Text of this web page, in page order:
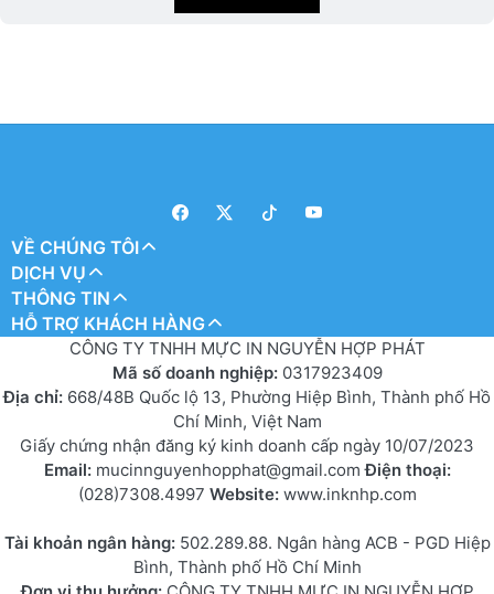
VỀ CHÚNG TÔI
DỊCH VỤ
THÔNG TIN
HỖ TRỢ KHÁCH HÀNG
CÔNG TY TNHH MỰC IN NGUYỄN HỢP PHÁT
Mã số doanh nghiệp: 0317923409
Địa chỉ: 668/48B Quốc lộ 13, Phường Hiệp Bình, Thành phố Hồ
Chí Minh, Việt Nam
Giấy chứng nhận đăng ký kinh doanh cấp ngày 10/07/2023
Email: mucinnguyenhopphat@gmail.comĐiện thoại:
(028)7308.4997 Website: www.inknhp.com
Tài khoản ngân hàng: 502.289.88. Ngân hàng ACB - PGD Hiệp
Bình, Thành phố Hồ Chí Minh